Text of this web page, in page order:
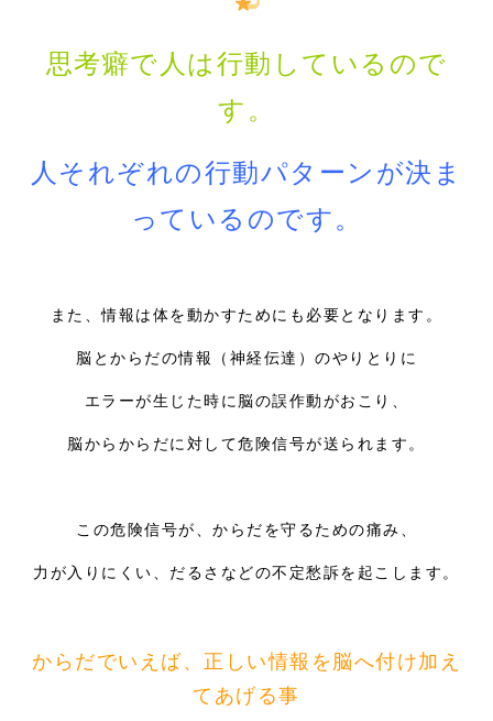
思考癖で人は行動しているので
す。
人それぞれの行動パターンが決ま
っているのです。
また、情報は体を動かすためにも必要となります。
脳とからだの情報（神経伝達）のやりとりに
エラーが生じた時に脳の誤作動がおこり、
脳からからだに対して危険信号が送られます。
この危険信号が、からだを守るための痛み、
力が入りにくい、だるさなどの不定愁訴を起こします。
からだでいえば、 正しい情報を脳へ付け加え
てあげる事